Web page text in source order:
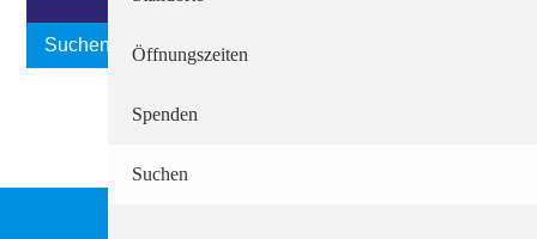
Suchen Öffnungszeiten
Spenden
Suchen